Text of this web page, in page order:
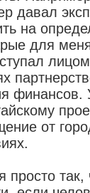
давал
на
для
финансов.
от
просто так,